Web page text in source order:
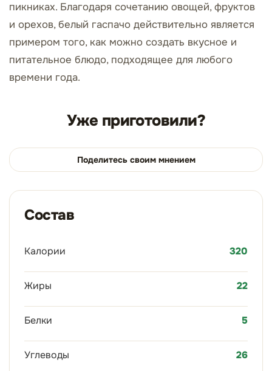
пикниках. Благодаря сочетанию овощей, фруктов
и орехов, белый гаспачо действительно является
примером того, как можно создать вкусное и
питательное блюдо, подходящее для любого
времени года.
Уже приготовили?
Поделитесь своим мнением
Состав
Калории 320
Жиры 22
Белки 5
Углеводы 26